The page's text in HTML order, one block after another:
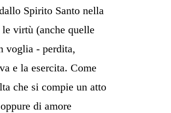
Spirito Santo nella
virtù (anche quelle
voglia - perdita,
e la esercita. Come
che si compie un atto
di amore